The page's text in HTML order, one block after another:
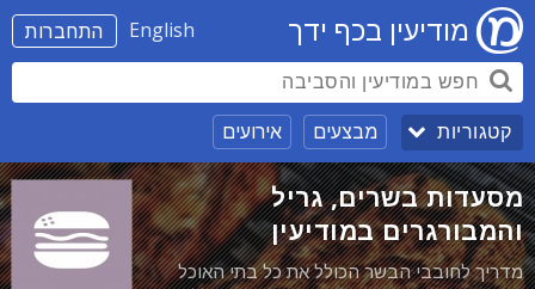
התחברות English מודיעין בכף ידך
קטגוריות מבצעים אירועים
מסעדות בשרים, גריל
והמבורגרים במודיעין
מדריך לחובבי הבשר הכולל את כל בתי האוכל